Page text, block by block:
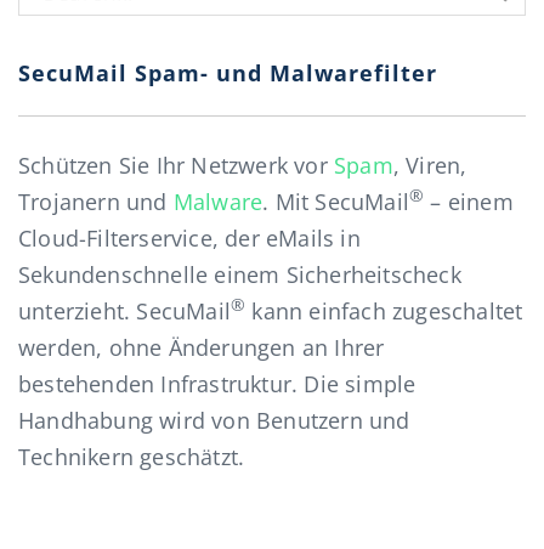
SecuMail Spam- und Malwarefilter
Schützen Sie Ihr Netzwerk vor Spam, Viren,
Trojanern und Malware. Mit SecuMail® – einem
Cloud-Filterservice, der eMails in
Sekundenschnelle einem Sicherheitscheck
unterzieht. SecuMail® kann einfach zugeschaltet
werden, ohne Änderungen an Ihrer
bestehenden Infrastruktur. Die simple
Handhabung wird von Benutzern und
Technikern geschätzt.